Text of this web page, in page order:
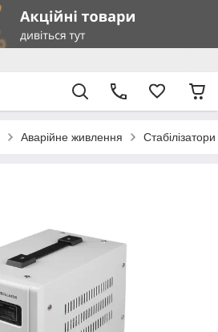
Аварійне живлення